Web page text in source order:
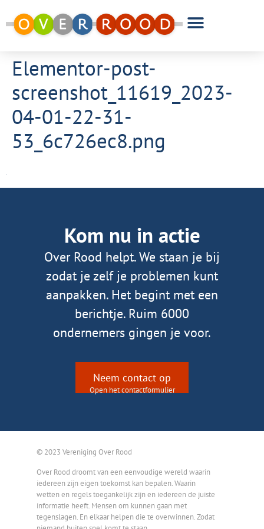
Elementor-post-
screenshot_11619_2023-
04-01-22-31-
53_6c726ec8.png
Kom nu in actie
Over Rood helpt. We staan je bij
zodat je zelf je problemen kunt
aanpakken. Het begint met een
berichtje. Ruim 6000
ondernemers gingen je voor.
Neem contact op
Open het contactformulier
© 2023 Vereniging Over Rood
Over Rood droomt van een eenvoudige wereld waarin
iedereen zijn eigen toekomst kan bepalen. Waarin
wetten en regels toegankelijk zijn en iedereen de juiste
informatie heeft. Mensen om kunnen gaan met
tegenslagen. En elkaar helpen die te overwinnen. Zodat